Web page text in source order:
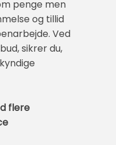
penge men
og tillid
Ved
sikrer du,
flere